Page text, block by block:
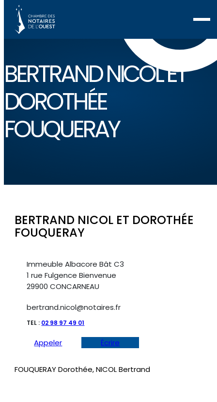
BERTRAND NICOL ET
DOROTHÉE
FOUQUERAY
BERTRAND NICOL ET DOROTHÉE
FOUQUERAY
Immeuble Albacore Bât C3
1 rue Fulgence Bienvenue
29900 CONCARNEAU
bertrand.nicol@notaires.fr
TEL : 02 98 97 49 01
Appeler Écrire
FOUQUERAY Dorothée, NICOL Bertrand